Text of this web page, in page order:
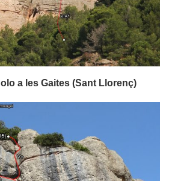
a les Gaites (Sant Llorenç)